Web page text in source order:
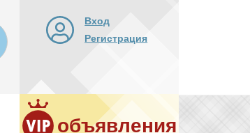
Вход
Регистрация
объявления